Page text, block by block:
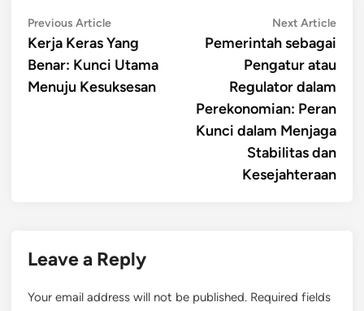
Post
navigation
Previous ArticlePrevious
article:
Kerja Keras Yang
Benar: Kunci Utama
Menuju Kesuksesan
Next ArticleNext
Pemerintah sebagai
Pengatur atau
Regulator dalam
Perekonomian: Peran
Kunci dalam Menjaga
Stabilitas dan
Kesejahteraan
Leave a Reply
Your email address will not be published. Required fields